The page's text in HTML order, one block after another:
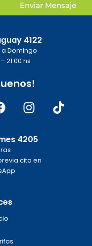
Enviar Mensaje
4122
a Domingo
21:00 hs
Instagram
Tiktok
4205
cita en